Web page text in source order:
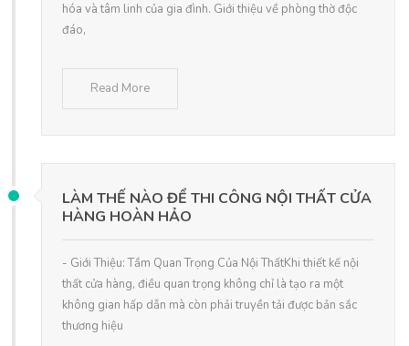
hóa và tâm linh của gia đình. Giới thiệu về phòng thờ độc
đáo,
Read More
LÀM THẾ NÀO ĐỂ THI CÔNG NỘI THẤT CỬA
HÀNG HOÀN HẢO
- Giới Thiệu: Tầm Quan Trọng Của Nội ThấtKhi thiết kế nội
thất cửa hàng, điều quan trọng không chỉ là tạo ra một
không gian hấp dẫn mà còn phải truyền tải được bản sắc
thương hiệu